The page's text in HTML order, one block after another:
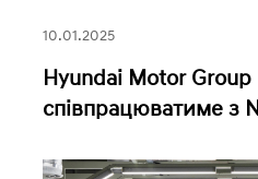
10.01.2025
Hyundai Motor Group
співпрацюватиме з